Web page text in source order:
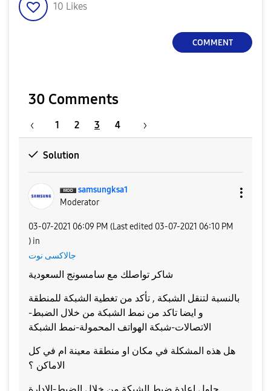
10 Likes
COMMENT
30 Comments
1 2 3 4
Solution
samsungksa1
Moderator
‎03-07-2021 06:09 PM (Last edited ‎03-07-2021 06:10 PM
) in
جالاكسى نوت
شاكر تواصلك مع سامسونج السعودية
بالنسبة لتنقل الشبكة , تأكد من تغطية الشبكة للمنطقة
و ايضا تاكد من نمط الشبكة من خلال الضبط-
الاتصالات-شبكة الهواتف المحمولة-نمط الشبكة
هل هذه المشكلة في مكان او منطقة معينة ام في كل
الاماكن ؟